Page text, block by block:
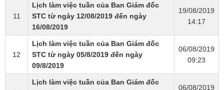
11
Lịch làm việc tuần của Ban Giám đốc
STC từ ngày 12/08/2019 đến ngày
16/08/2019
19/08/2019
14:17
12
Lịch làm việc tuần của Ban Giám đốc
STC từ ngày 05/8/2019 đến ngày
09/8/2019
06/08/2019
09:23
Lịch làm việc tuần của Ban Giám đốc
06/08/2019